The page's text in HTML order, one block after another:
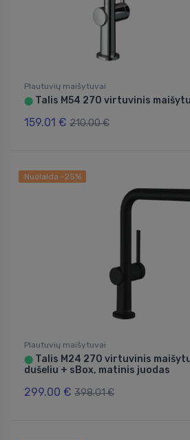
Plautuvių maišytuvai
⬤ Talis M54 270 virtuvinis
159.01 € 210.00 €
Nuolaida -25%
Plautuvių maišytuvai
⬤ Talis M24 270 virtuvinis
dušeliu + sBox, matinis juodas
299.00 € 398.01 €